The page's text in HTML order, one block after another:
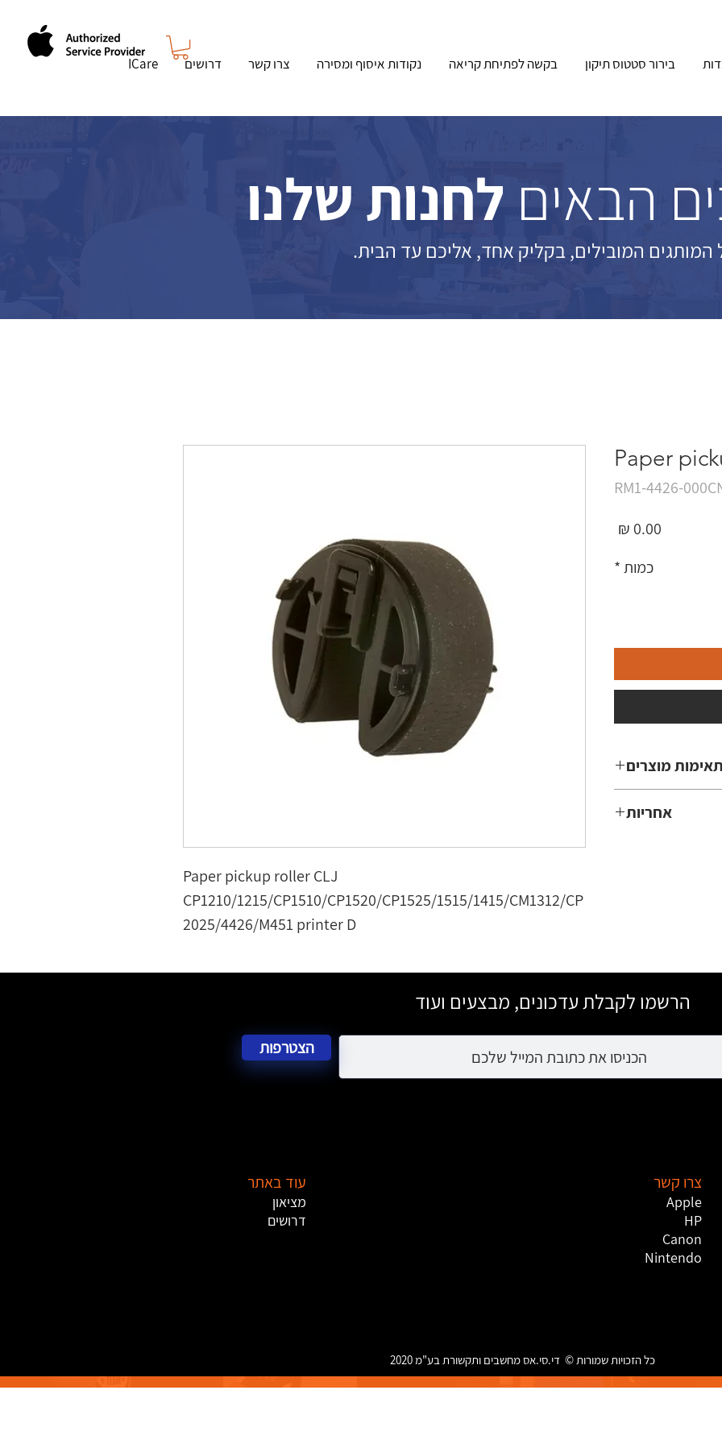
בירור סטטוס תיקון בקשה לפתיחת קריאה נקודות איסוף ומסירה צרו קשר דרושים ICare
Paper pickup roller CLJ
CP1210/1215/CP1510/CP1520/CP1525/1515/1415/CM1312/CP
2025/4426/M451 printer D
Paper
כמות*
תאימות מוצרים
CP1210/1215/
אחריות
המותגים המובילים, בקליק אחד, אליכם עד הבית.
הבאים לחנות שלנו
עוד באתר
מציאון
דרושים
צרו קשר
Apple
HP
Canon
Nintendo
הרשמו לקבלת עדכונים, מבצעים ועוד
הצטרפות
כל הזכויות שמורות © די.סי.אס מחשבים ותקשורת בע"מ 2020